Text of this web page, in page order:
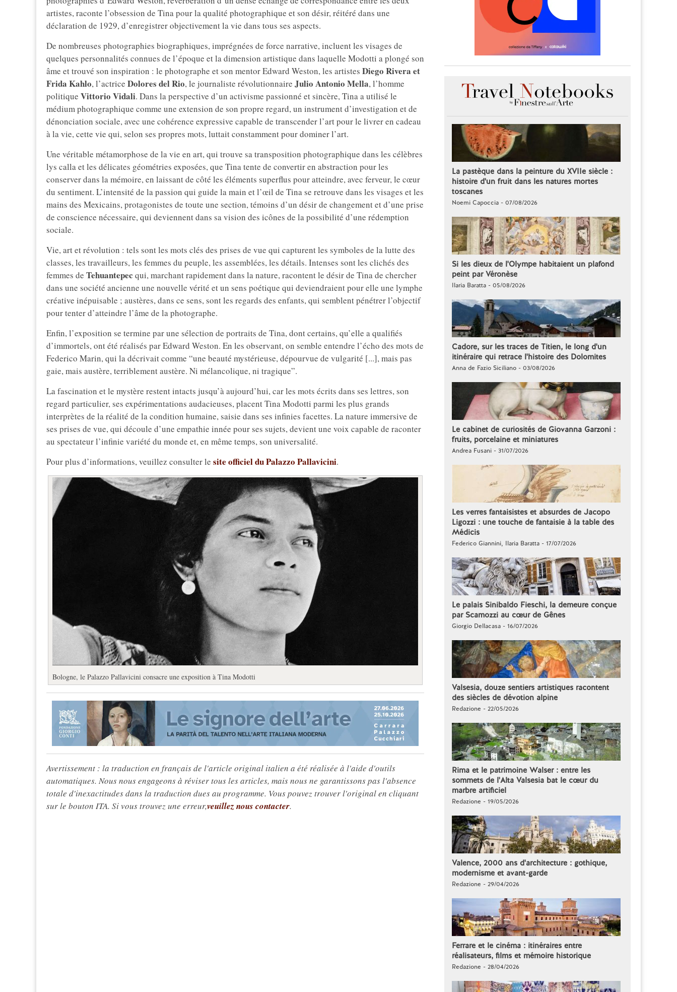
artistes, raconte l’obsession de Tina pour la qualité photographique et son désir, réitéré dans une
déclaration de 1929, d’enregistrer objectivement la vie dans tous ses aspects.
De nombreuses photographies biographiques, imprégnées de force narrative, incluent les visages de
quelques personnalités connues de l’époque et la dimension artistique dans laquelle Modotti a plongé son
âme et trouvé son inspiration : le photographe et son mentor Edward Weston, les artistes Diego Rivera et
Frida Kahlo, l’actrice Dolores del Rio, le journaliste révolutionnaire Julio Antonio Mella, l’homme
politique Vittorio Vidali. Dans la perspective d’un activisme passionné et sincère, Tina a utilisé le
médium photographique comme une extension de son propre regard, un instrument d’investigation et de
dénonciation sociale, avec une cohérence expressive capable de transcender l’art pour le livrer en cadeau
à la vie, cette vie qui, selon ses propres mots, luttait constamment pour dominer l’art.
Une véritable métamorphose de la vie en art, qui trouve sa transposition photographique dans les célèbres
lys calla et les délicates géométries exposées, que Tina tente de convertir en abstraction pour les
conserver dans la mémoire, en laissant de côté les éléments superflus pour atteindre, avec ferveur, le cœur
du sentiment. L’intensité de la passion qui guide la main et l’œil de Tina se retrouve dans les visages et les
mains des Mexicains, protagonistes de toute une section, témoins d’un désir de changement et d’une prise
de conscience nécessaire, qui deviennent dans sa vision des icônes de la possibilité d’une rédemption
sociale.
Vie, art et révolution : tels sont les mots clés des prises de vue qui capturent les symboles de la lutte des
classes, les travailleurs, les femmes du peuple, les assemblées, les détails. Intenses sont les clichés des
femmes de Tehuantepec qui, marchant rapidement dans la nature, racontent le désir de Tina de chercher
dans une société ancienne une nouvelle vérité et un sens poétique qui deviendraient pour elle une lymphe
créative inépuisable ; austères, dans ce sens, sont les regards des enfants, qui semblent pénétrer l’objectif
pour tenter d’atteindre l’âme de la photographe.
Enfin, l’exposition se termine par une sélection de portraits de Tina, dont certains, qu’elle a qualifiés
d’immortels, ont été réalisés par Edward Weston. En les observant, on semble entendre l’écho des mots de
Federico Marin, qui la décrivait comme “une beauté mystérieuse, dépourvue de vulgarité [...], mais pas
gaie, mais austère, terriblement austère. Ni mélancolique, ni tragique”.
La fascination et le mystère restent intacts jusqu’à aujourd’hui, car les mots écrits dans ses lettres, son
regard particulier, ses expérimentations audacieuses, placent Tina Modotti parmi les plus grands
interprètes de la réalité de la condition humaine, saisie dans ses infinies facettes. La nature immersive de
ses prises de vue, qui découle d’une empathie innée pour ses sujets, devient une voix capable de raconter
au spectateur l’infinie variété du monde et, en même temps, son universalité.
Pour plus d’informations, veuillez consulter le site officiel du Palazzo Pallavicini.
Bologne, le Palazzo Pallavicini consacre une exposition à Tina Modotti
Avertissement : la traduction en français de l'article original italien a été réalisée à l'aide d'outils
automatiques. Nous nous engageons à réviser tous les articles, mais nous ne garantissons pas l'absence
totale d'inexactitudes dans la traduction dues au programme. Vous pouvez trouver l'original en cliquant
sur le bouton ITA. Si vous trouvez une erreur,veuillez nous contacter.
La pastèque dans la peinture du XVIIe siècle :
histoire d'un fruit dans les natures mortes
toscanes
Noemi Capoccia - 07/08/2026
Si les dieux de l'Olympe habitaient un plafond
peint par Véronèse
Ilaria Baratta - 05/08/2026
Cadore, sur les traces de Titien, le long d'un
itinéraire qui retrace l'histoire des Dolomites
Anna de Fazio Siciliano - 03/08/2026
Le cabinet de curiosités de Giovanna Garzoni :
fruits, porcelaine et miniatures
Andrea Fusani - 31/07/2026
Les verres fantaisistes et absurdes de Jacopo
Ligozzi : une touche de fantaisie à la table des
Médicis
Federico Giannini, Ilaria Baratta - 17/07/2026
Le palais Sinibaldo Fieschi, la demeure conçue
par Scamozzi au cœur de Gênes
Giorgio Dellacasa - 16/07/2026
Valsesia, douze sentiers artistiques racontent
des siècles de dévotion alpine
Redazione - 22/05/2026
Rima et le patrimoine Walser : entre les
sommets de l'Alta Valsesia bat le cœur du
marbre artificiel
Redazione - 19/05/2026
Valence, 2000 ans d'architecture : gothique,
modernisme et avant-garde
Redazione - 29/04/2026
Ferrare et le cinéma : itinéraires entre
réalisateurs, films et mémoire historique
Redazione - 28/04/2026